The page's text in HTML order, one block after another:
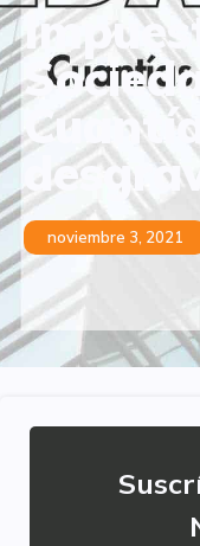
noviembre 3, 2021